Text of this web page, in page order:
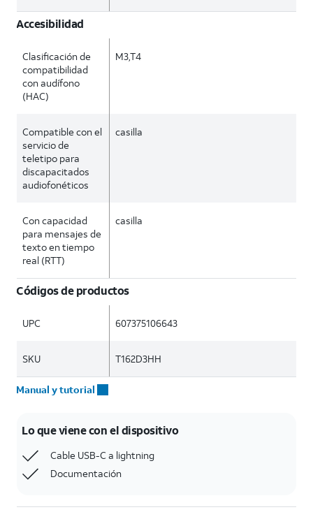
Accesibilidad
Clasificación de
compatibilidad
con audífono
(HAC)
M3,T4
Compatible con el
servicio de
teletipo para
discapacitados
audiofonéticos
casilla
Con capacidad
para mensajes de
texto en tiempo
real (RTT)
casilla
Códigos de productos
UPC 607375106643
SKU T162D3HH
Manual y tutorial
Lo que viene con el dispositivo
Cable USB-C a lightning
Documentación